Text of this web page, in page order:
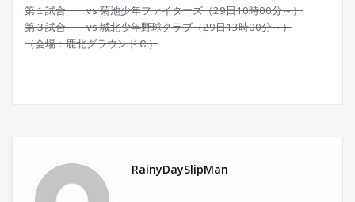
第１試合 vs 菊池少年ファイターズ（29日10時00分～）
第３試合 vs 城北少年野球クラブ（29日13時00分～）
（会場：鹿北グラウンドＣ）
RainyDaySlipMan